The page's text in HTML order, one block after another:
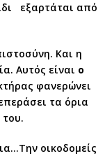
εξαρτάται από
Και η
Αυτός είναι ο
φανερώνει
τα όρια
οικοδομείς